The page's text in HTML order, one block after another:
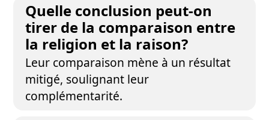
Quelle conclusion peut-on
tirer de la comparaison entre
la religion et la raison?
Leur comparaison mène à un résultat
mitigé, soulignant leur
complémentarité.